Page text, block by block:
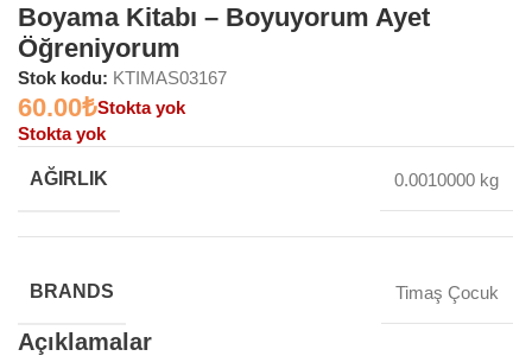
Boyama Kitabı – Boyuyorum Ayet
Öğreniyorum
Stok kodu: KTIMAS03167
60.00₺Stokta yok
Stokta yok
AĞIRLIK 0.0010000 kg
BRANDS Timaş Çocuk
Açıklamalar